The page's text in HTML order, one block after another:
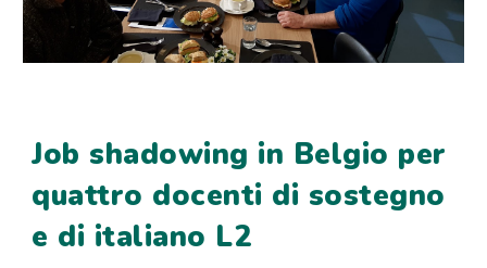
Job shadowing in Belgio per
quattro docenti di sostegno
e di italiano L2